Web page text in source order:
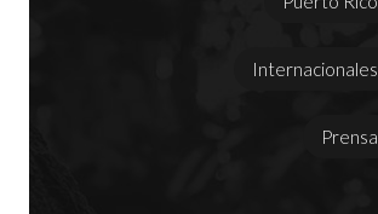
Internacionales
Prensa